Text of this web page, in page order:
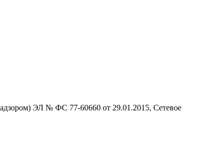
ЭЛ № ФС 77-60660 от 29.01.2015, Сетевое